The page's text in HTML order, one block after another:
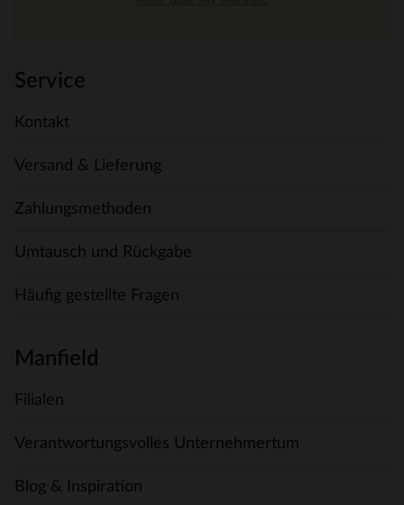
Service
Kontakt
Versand & Lieferung
Zahlungsmethoden
Umtausch und Rückgabe
Häufig gestellte Fragen
Manfield
Filialen
Verantwortungsvolles Unternehmertum
Blog & Inspiration